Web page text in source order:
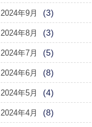
2024年9月 (3)
2024年8月 (3)
2024年7月 (5)
2024年6月 (8)
2024年5月 (4)
2024年4月 (8)